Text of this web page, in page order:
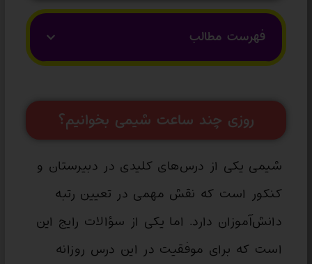
فهرست مطالب
روزی چند ساعت شیمی بخوانیم؟
شیمی یکی از درس‌های کلیدی در دبیرستان و
کنکور است که نقش مهمی در تعیین رتبه
دانش‌آموزان دارد. اما یکی از سؤالات رایج این
است که برای موفقیت در این درس روزانه